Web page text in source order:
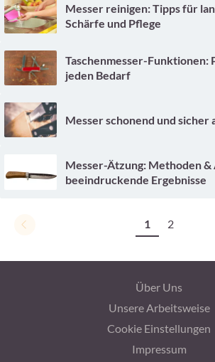
Messer reinigen: Tipps für
Schärfe und Pflege
Taschenmesser-Funktionen:
jeden Bedarf
Messer schonend und sicher
Messer-Ätzung: Methoden
beeindruckende Ergebnisse
1 2
Über Uns
Unsere Arbeitsweise
Cookie Einstellungen
Impressum